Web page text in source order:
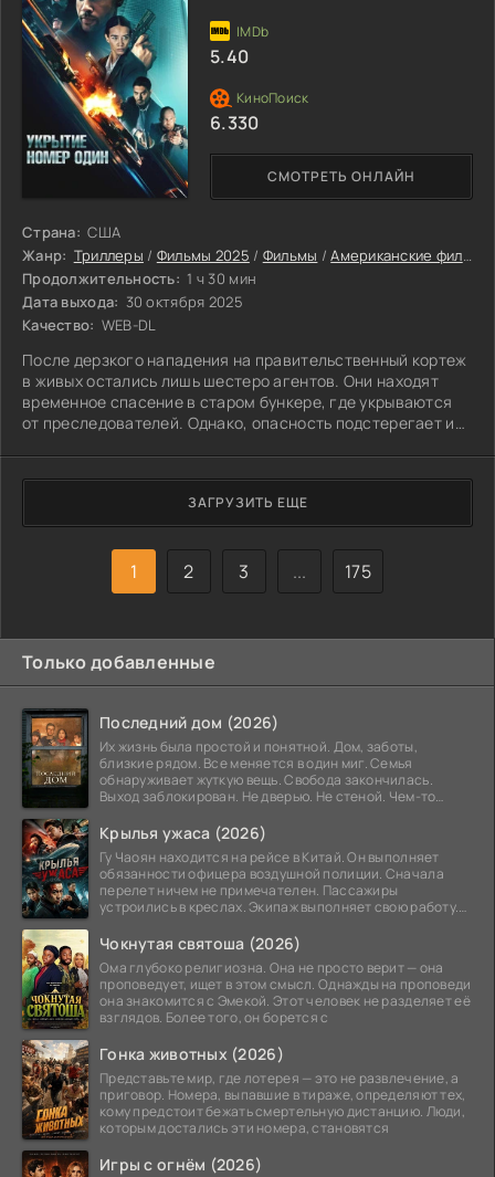
Страна: США
Жанр: Триллеры / Фильмы 2025 / Фильмы /Американские фильмы
Продолжительность: 1 ч 30 мин
Дата выхода: 30 октября 2025
Качество: WEB-DL
После дерзкого нападения на правительственный кортеж
в живых остались лишь шестеро агентов. Они находят
временное спасение в старом бункере, где укрываются
от преследователей. Однако, опасность подстерегает их
становятся их главным врагом, ведь кто-то из них слил
информацию о маршруте кортежа террористам.
Атмосфера в бункере накаляется до предела, и каждый
жест, каждое слово рассматривается под микроскопом.
Готовы ли они выжить в этой
СМОТРЕТЬ ОНЛАЙН
5.40
6.330
ЗАГРУЗИТЬ ЕЩЕ
1 2 3 ... 175
Только добавленные
Последний дом (2026)
Их жизнь была простой и понятной. Дом, заботы,
близкие рядом. Все меняется в один миг. Семья
обнаруживает жуткую вещь. Свобода закончилась.
Выход заблокирован. Не дверью. Не стеной. Чем-то
Крылья ужаса (2026)
Гу Чаоян находится на рейсе в Китай. Он выполняет
обязанности офицера воздушной полиции. Сначала
перелет ничем не примечателен. Пассажиры
устроились в креслах. Экипаж выполняет свою работу.
Чокнутая святоша (2026)
Ома глубоко религиозна. Она не просто верит — она
проповедует, ищет в этом смысл. Однажды на проповеди
она знакомится с Эмекой. Этот человек не разделяет её
взглядов. Более того, он борется с
Гонка животных (2026)
Представьте мир, где лотерея — это не развлечение, а
приговор. Номера, выпавшие в тираже, определяют тех,
кому предстоит бежать смертельную дистанцию. Люди,
которым достались эти номера, становятся
Игры с огнём (2026)